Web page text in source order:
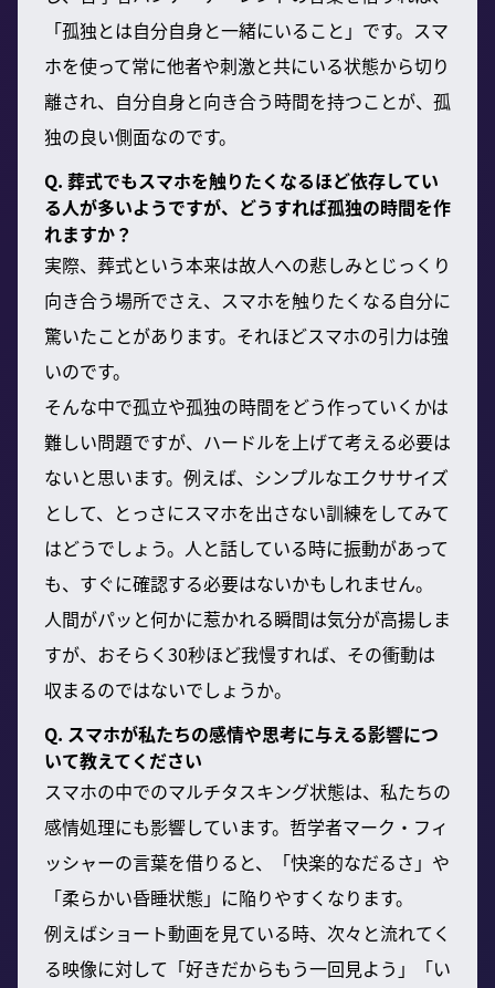
「孤独とは自分自身と一緒にいること」です。スマ
ホを使って常に他者や刺激と共にいる状態から切り
離され、自分自身と向き合う時間を持つことが、孤
独の良い側面なのです。
Q. 葬式でもスマホを触りたくなるほど依存してい
る人が多いようですが、どうすれば孤独の時間を作
れますか？
実際、葬式という本来は故人への悲しみとじっくり
向き合う場所でさえ、スマホを触りたくなる自分に
驚いたことがあります。それほどスマホの引力は強
いのです。
そんな中で孤立や孤独の時間をどう作っていくかは
難しい問題ですが、ハードルを上げて考える必要は
ないと思います。例えば、シンプルなエクササイズ
として、とっさにスマホを出さない訓練をしてみて
はどうでしょう。人と話している時に振動があって
も、すぐに確認する必要はないかもしれません。
人間がパッと何かに惹かれる瞬間は気分が高揚しま
すが、おそらく30秒ほど我慢すれば、その衝動は
収まるのではないでしょうか。
Q. スマホが私たちの感情や思考に与える影響につ
いて教えてください
スマホの中でのマルチタスキング状態は、私たちの
感情処理にも影響しています。哲学者マーク・フィ
ッシャーの言葉を借りると、「快楽的なだるさ」や
「柔らかい昏睡状態」に陥りやすくなります。
例えばショート動画を見ている時、次々と流れてく
る映像に対して「好きだからもう一回見よう」「い